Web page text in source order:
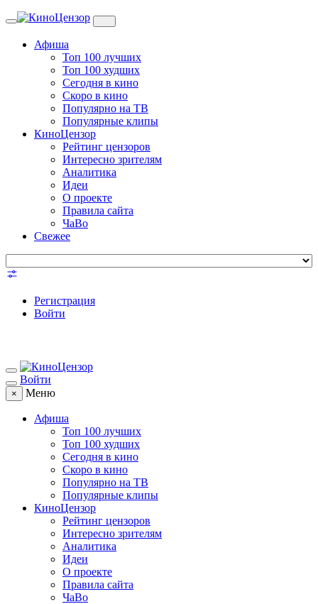
Toggle
Афиша
Топ 100 лучших
Топ 100 худших
Сегодня в кино
Скоро в кино
Популярно на ТВ
Популярные клипы
КиноЦензор
Рейтинг цензоров
Интересно зрителям
Аналитика
Идеи
О проекте
Правила сайта
ЧаВо
Свежее
Регистрация
Войти
Войти
× Меню
Афиша
Топ 100 лучших
Топ 100 худших
Сегодня в кино
Скоро в кино
Популярно на ТВ
Популярные клипы
КиноЦензор
Рейтинг цензоров
Интересно зрителям
Аналитика
Идеи
О проекте
Правила сайта
ЧаВо